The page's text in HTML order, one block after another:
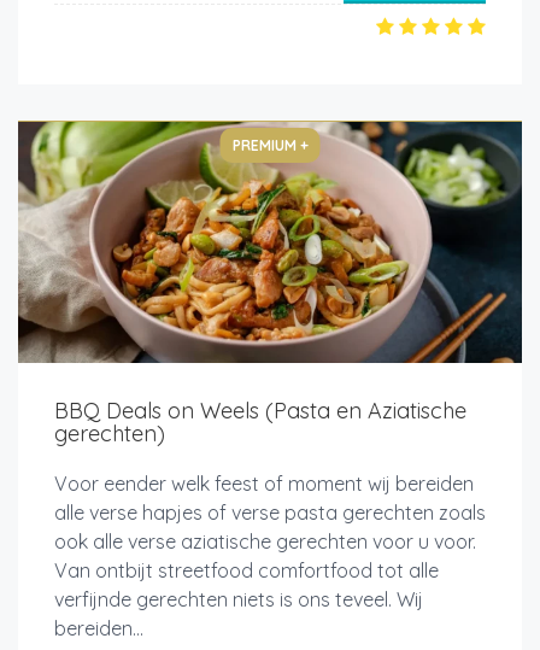
PREMIUM +
BBQ Deals on Weels (Pasta en Aziatische
gerechten)
Voor eender welk feest of moment wij bereiden
alle verse hapjes of verse pasta gerechten zoals
ook alle verse aziatische gerechten voor u voor.
Van ontbijt streetfood comfortfood tot alle
verfijnde gerechten niets is ons teveel. Wij
bereiden...